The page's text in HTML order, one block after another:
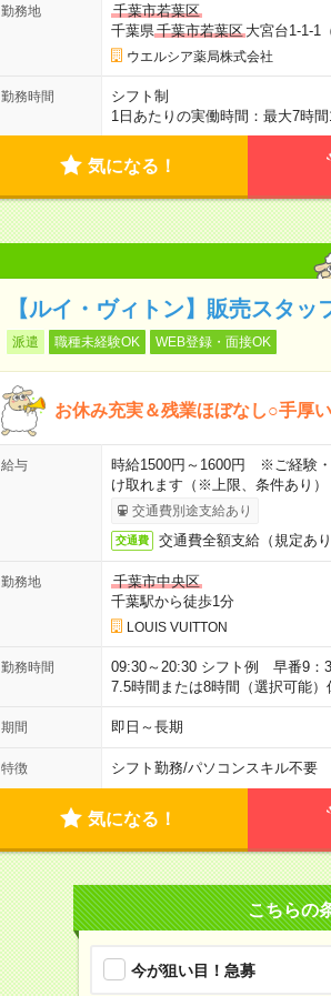
勤務地
千葉市若葉区
千葉県千葉市若葉区大宮台1-1-1
ウエルシア薬局株式会社
勤務時間
シフト制
1日あたりの実働時間：最大7時
気になる！
【ルイ・ヴィトン】販売スタ
派遣 職種未経験OK WEB登録・面接OK
お休み充実＆残業ほぼなし○手厚
給与
時給1500円～1600円 ※ご経験・
け取れます（※上限、条件あり）
交通費別途支給あり
交通費 交通費全額支給（規定あり
勤務地
千葉市中央区
千葉駅から徒歩1分
LOUIS VUITTON
勤務時間
09:30～20:30 シフト例 早番9：
7.5時間または8時間（選択可能）
期間 即日～長期
特徴 シフト勤務/パソコンスキル不要
気になる！
こちらの
今が狙い目！急募